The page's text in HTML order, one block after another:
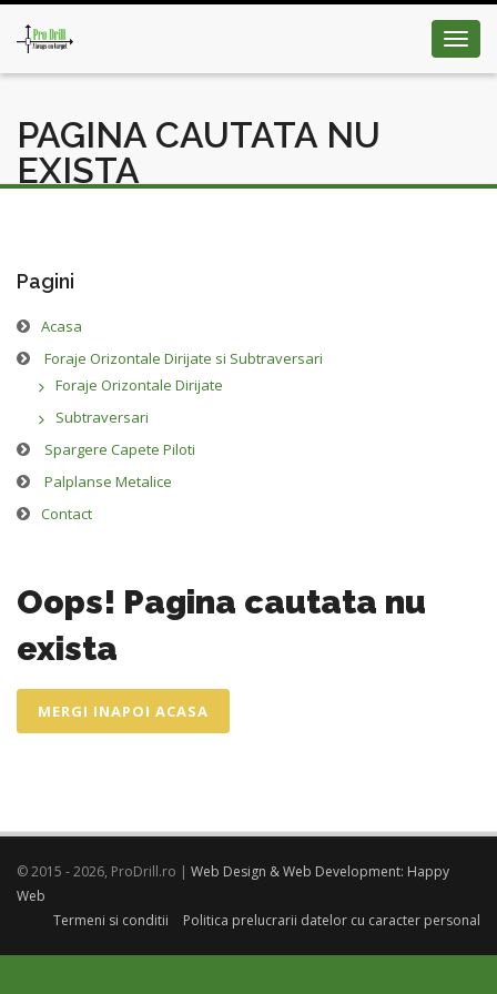
PAGINA CAUTATA NU
EXISTA
Pagini
Acasa
Foraje Orizontale Dirijate si Subtraversari
Foraje Orizontale Dirijate
Subtraversari
Spargere Capete Piloti
Palplanse Metalice
Contact
Oops! Pagina cautata nu
exista
MERGI INAPOI ACASA
© 2015 - 2026, ProDrill.ro | Web Design & Web Development: Happy
Web
Termeni si conditii
Politica prelucrarii datelor cu caracter personal